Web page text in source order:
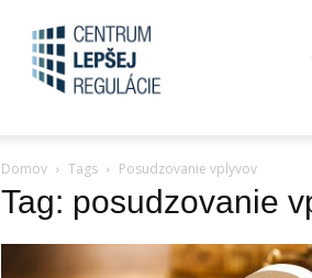
Domov Tags Posudzovanie vplyvov
Tag: posudzovanie